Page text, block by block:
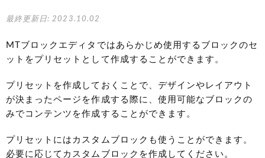
最終更新日: 2023.10.02
MTブロックエディタではあらかじめ使用するブロックのセ
ットをプリセットとして作成することができます。
プリセットを作成しておくことで、デザインやレイアウト
が決まったページを作成する際に、使用可能なブロックの
みでコンテンツを作成することができます。
プリセットにはカスタムブロックも使うことができます。
必要に応じてカスタムブロックを作成してください。